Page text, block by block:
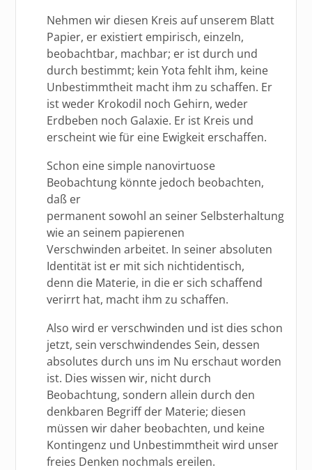
Nehmen wir diesen Kreis auf unserem Blatt
Papier, er existiert empirisch, einzeln,
beobachtbar, machbar; er ist durch und
durch bestimmt; kein Yota fehlt ihm, keine
Unbestimmtheit macht ihm zu schaffen. Er
ist weder Krokodil noch Gehirn, weder
Erdbeben noch Galaxie. Er ist Kreis und
erscheint wie für eine Ewigkeit erschaffen.
Schon eine simple nanovirtuose
Beobachtung könnte jedoch beobachten,
daß er
permanent sowohl an seiner Selbsterhaltung
wie an seinem papierenen
Verschwinden arbeitet. In seiner absoluten
Identität ist er mit sich nichtidentisch,
denn die Materie, in die er sich schaffend
verirrt hat, macht ihm zu schaffen.
Also wird er verschwinden und ist dies schon
jetzt, sein verschwindendes Sein, dessen
absolutes durch uns im Nu erschaut worden
ist. Dies wissen wir, nicht durch
Beobachtung, sondern allein durch den
denkbaren Begriff der Materie; diesen
müssen wir daher beobachten, und keine
Kontingenz und Unbestimmtheit wird unser
freies Denken nochmals ereilen.